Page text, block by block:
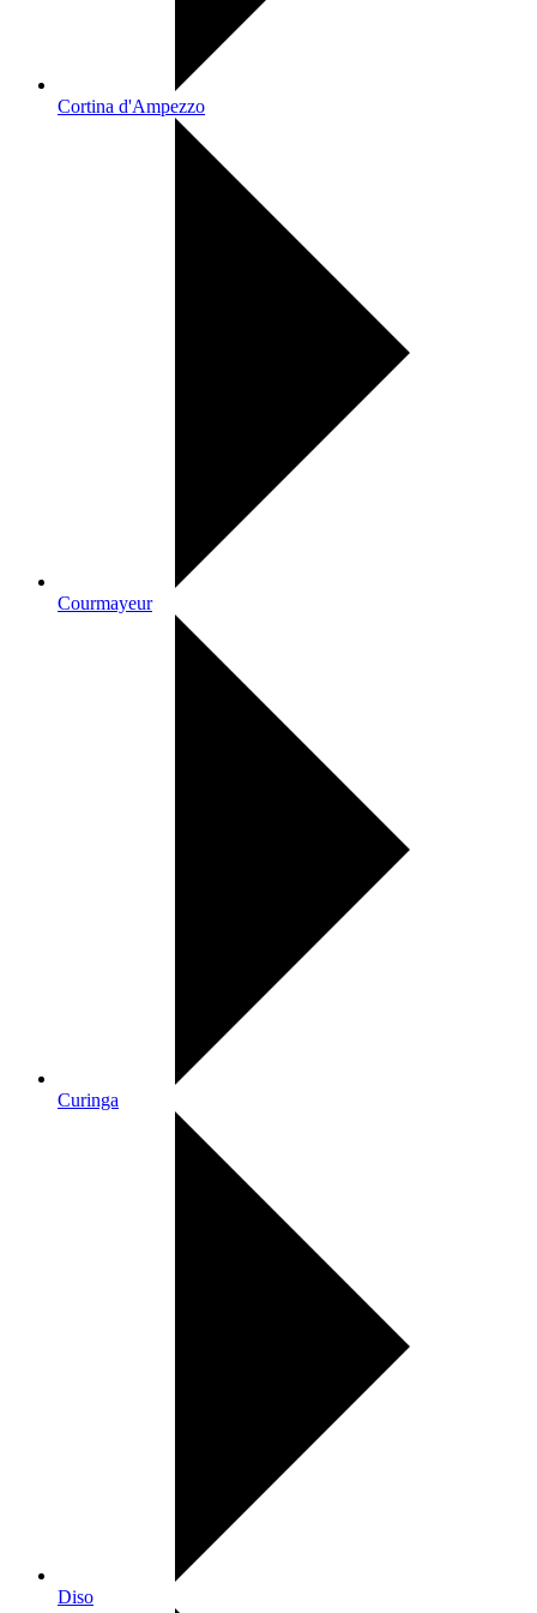
Cortina d'Ampezzo
Courmayeur
Curinga
Diso